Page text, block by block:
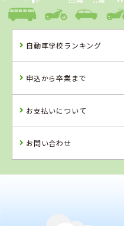
中球磨モータースク
詳 細
スクール
詳 細
スク
4位
自動車学校ランキング
申込から卒業まで
お支払いについて
お問い合わせ